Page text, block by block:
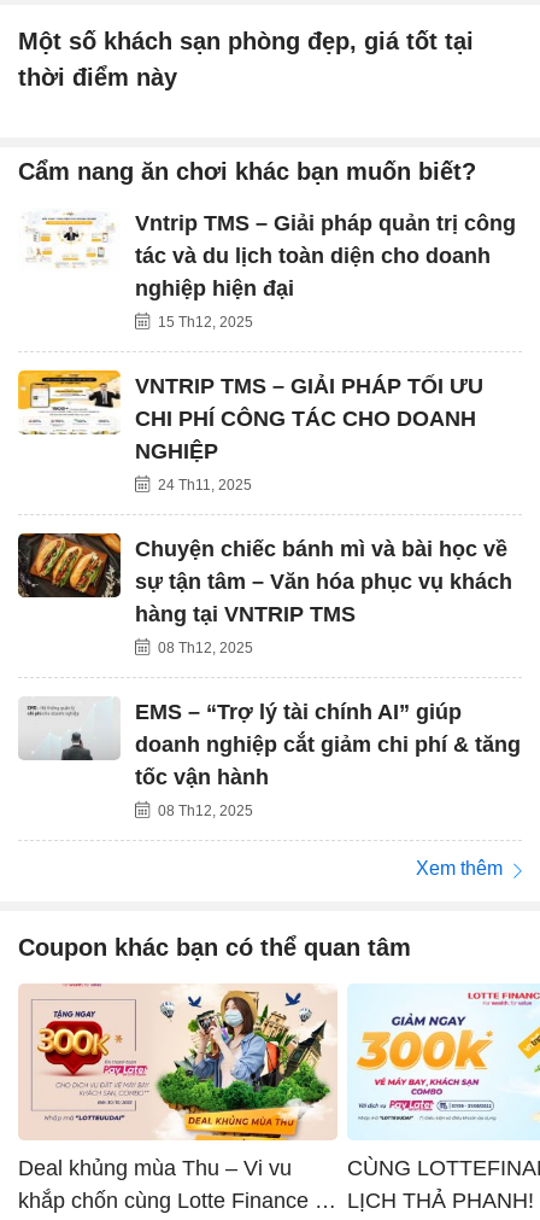
Một số khách sạn phòng đẹp, giá tốt tại
thời điểm này
Cẩm nang ăn chơi khác bạn muốn biết?
Vntrip TMS – Giải pháp quản trị công
tác và du lịch toàn diện cho doanh
nghiệp hiện đại
15 Th12, 2025
VNTRIP TMS – GIẢI PHÁP TỐI ƯU
CHI PHÍ CÔNG TÁC CHO DOANH
NGHIỆP
24 Th11, 2025
Chuyện chiếc bánh mì và bài học về
sự tận tâm – Văn hóa phục vụ khách
hàng tại VNTRIP TMS
08 Th12, 2025
EMS – “Trợ lý tài chính AI” giúp
doanh nghiệp cắt giảm chi phí & tăng
tốc vận hành
08 Th12, 2025
Xem thêm
Coupon khác bạn có thể quan tâm
Deal khủng mùa Thu – Vi vu
khắp chốn cùng Lotte Finance x
CÙNG
LỊCH THẢ PHANH!